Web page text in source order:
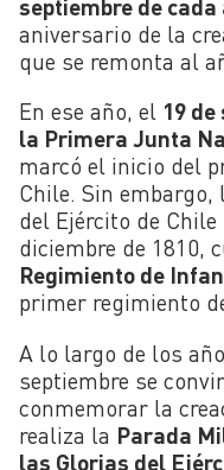
septiembre de cada
aniversario de la
que se remonta al
En ese año, el 19
la Primera Junta
marcó el inicio del
Chile. Sin embargo,
del Ejército de
diciembre de 1810,
Regimiento de
primer regimiento
A lo largo de los
septiembre se
conmemorar la
realiza la Parada
las Glorias del